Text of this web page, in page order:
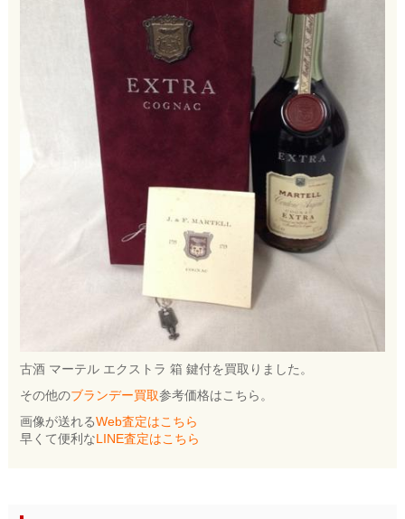
古酒 マーテル エクストラ 箱 鍵付を買取りました。
その他のブランデー買取参考価格はこちら。
画像が送れるWeb査定はこちら
早くて便利なLINE査定はこちら